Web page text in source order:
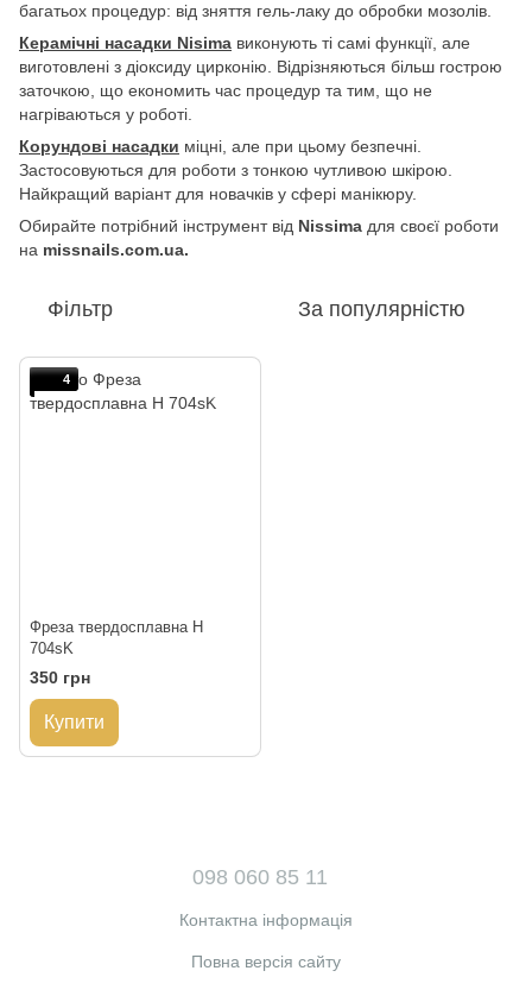
багатьох процедур: від зняття гель-лаку до обробки мозолів.
Керамічні насадки Nisima виконують ті самі функції, але
виготовлені з діоксиду цирконію. Відрізняються більш гострою
заточкою, що економить час процедур та тим, що не
нагріваються у роботі.
Корундові насадки міцні, але при цьому безпечні.
Застосовуються для роботи з тонкою чутливою шкірою.
Найкращий варіант для новачків у сфері манікюру.
Обирайте потрібний інструмент від Nissima для своєї роботи
на missnails.com.ua.
Фільтр За популярністю
4
Фреза твердосплавна H
704sK
350 грн
Купити
098 060 85 11
Контактна інформація
Повна версія сайту